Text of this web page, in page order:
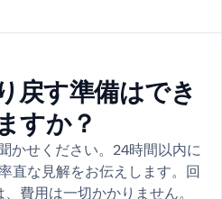
戻す準備はでき
すか？
かせください。24時間以内に
直な見解をお伝えします。回
費用は一切かかりません。